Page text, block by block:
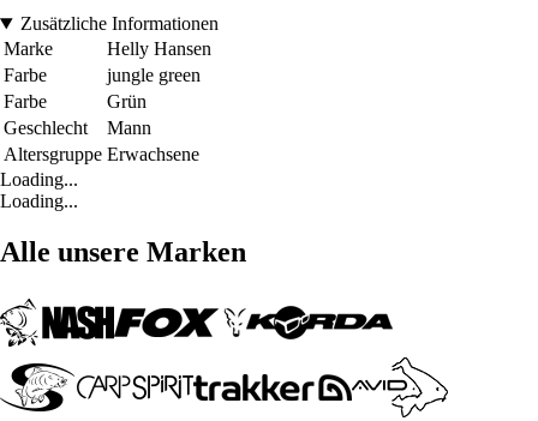
Zusätzliche Informationen
Marke
Helly Hansen
Farbe
jungle green
Farbe
Grün
Geschlecht
Mann
Altersgruppe Erwachsene
Loading...
Loading...
Alle unsere Marken